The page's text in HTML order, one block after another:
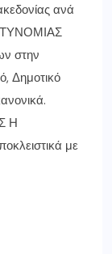
ανά
στην
Δημοτικό
Η
με